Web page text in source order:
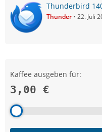
Thunderbird
Thunder 22. Juli
Kaffee ausgeben für:
3,00 €